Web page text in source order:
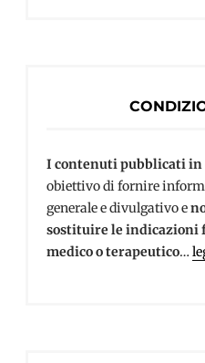
I contenuti pubblicati in
obiettivo di fornire
generale e divulgativo e
sostituire le indicazioni
medico o terapeutico…